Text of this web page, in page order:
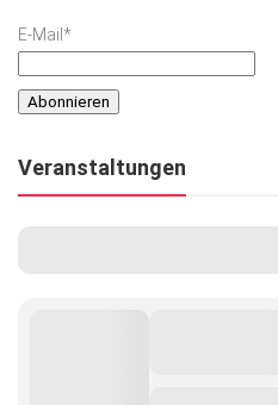
E-Mail*
Veranstaltungen